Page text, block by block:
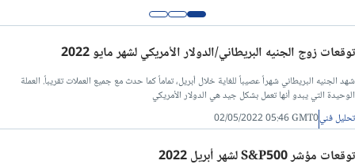
توصيات يومية لزوج اليورو/دولار
توقعات اليورو/دولار للشهر القادم
توقعات العملات للأسبوع القادم
تحليل فني/الدولار مقابل الدرهم اماراتي
توقعات زوج الجنيه البريطاني/الدولار الأمريكي لشهر مايو 2022
شهد الجنيه البريطاني شهراً عصيباً للغاية خلال أبريل، تماماً كما حدث مع جميع العملات تقريباً. العملة
الوحيدة التي يبدو أنها تعمل بشكل جيد هي الدولار الأمريكي
تحليل فني02/05/2022 05:46 GMT0
توقعات مؤشر S&P500 لشهر أبريل 2022